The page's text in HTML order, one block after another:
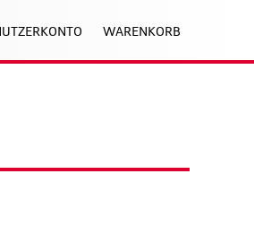
WARENKORB